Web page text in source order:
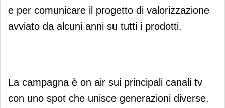
e per comunicare il progetto di valorizzazione
avviato da alcuni anni su tutti i prodotti.
La campagna è on air sui principali canali tv
con uno spot che unisce generazioni diverse.